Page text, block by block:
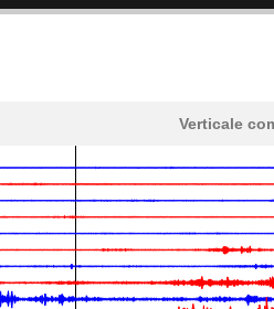
Verticale